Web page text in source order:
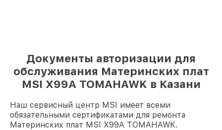
Документы авторизации для
обслуживания Материнских плат
MSI X99A TOMAHAWK в Казани
Наш сервисный центр MSI имеет всеми
обязательными сертификатами для ремонта
Материнских плат MSI X99A TOMAHAWK.